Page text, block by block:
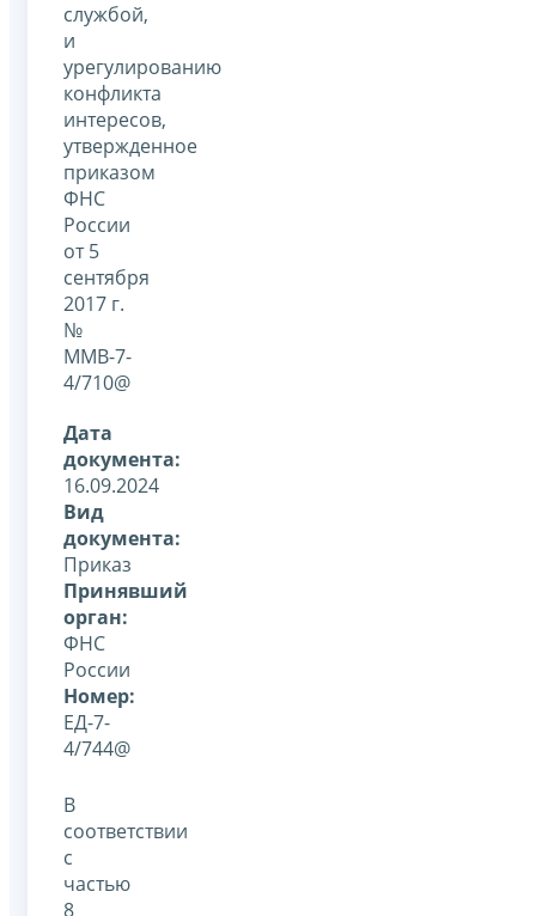
службой,
и
урегулированию
конфликта
интересов,
утвержденное
приказом
ФНС
России
от 5
сентября
2017 г.
№
ММВ-7-
4/710@
Дата
документа:
16.09.2024
Вид
документа:
Приказ
Принявший
орган:
ФНС
России
Номер:
ЕД-7-
4/744@
В
соответствии
с
частью
8